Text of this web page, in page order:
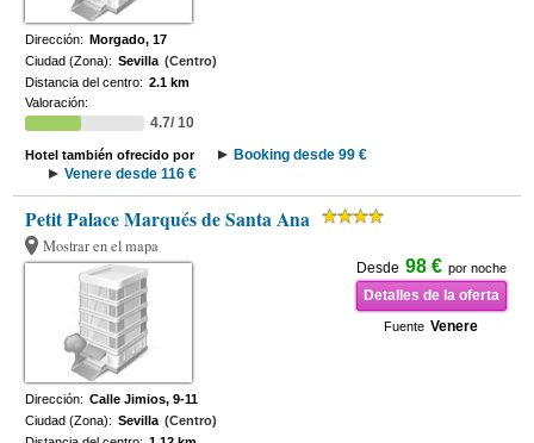
Dirección: Morgado, 17
Ciudad (Zona): Sevilla (Centro)
Distancia del centro: 2.1 km
Valoración:
4.7/ 10
Hotel también ofrecido por
Booking desde 99 €
Venere desde 116 €
Petit Palace Marqués de Santa Ana
Mostrar en el mapa
Desde 98 € por noche
Detalles de la oferta
Fuente Venere
Dirección: Calle Jimios, 9-11
Ciudad (Zona): Sevilla (Centro)